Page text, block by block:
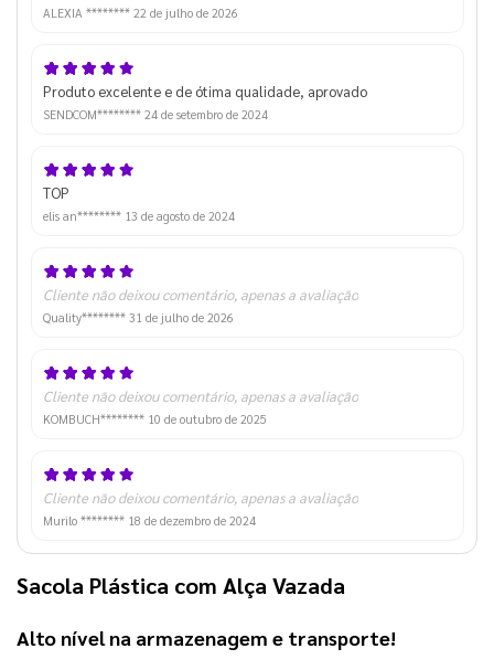
ALEXIA ******** 22 de julho de 2026
Produto excelente e de ótima qualidade, aprovado
SENDCOM******** 24 de setembro de 2024
TOP
elis an******** 13 de agosto de 2024
Cliente não deixou comentário, apenas a avaliação
Quality******** 31 de julho de 2026
Cliente não deixou comentário, apenas a avaliação
KOMBUCH******** 10 de outubro de 2025
Cliente não deixou comentário, apenas a avaliação
Murilo ******** 18 de dezembro de 2024
Sacola Plástica com Alça Vazada
Alto nível na armazenagem e transporte!